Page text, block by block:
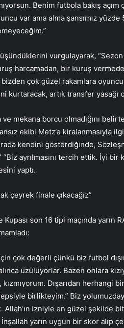
Benim futbola bakış açım
var ama alma şansımız
vurgulayarak,
harcamadan, bir kuruş
çok güzel rakamlara oyuncu
kurtaracak, artık transfer yasağı
mekana borcu olmadığını
ekibi Metz’e kiralanmasıyla
kendini gösterdiğinde,
ayrılmasını tercih ettik. İyi
yaptı.
çeyrek finale çıkacağız”
son 16 tipi maçında yarın
çok değerli çünkü biz futbol
üzülüyorlar. Bazen onlara
kızmıyorum. Dışarıdan
birlikteyim.” Biz
izniyle en güzel şekilde
yarın uygun bir skor alıp